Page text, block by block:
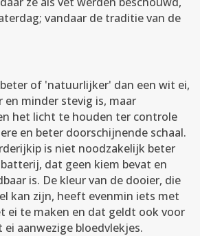
vandaar de traditie van de
of 'natuurlijker' dan een wit ei,
en minder stevig is, maar
het licht te houden ter controle
en beter doorschijnende schaal.
is niet noodzakelijk beter
dat geen kiem bevat en
is. De kleur van de dooier, die
kan zijn, heeft evenmin iets met
ei te maken en dat geldt ook voor
aanwezige bloedvlekjes.